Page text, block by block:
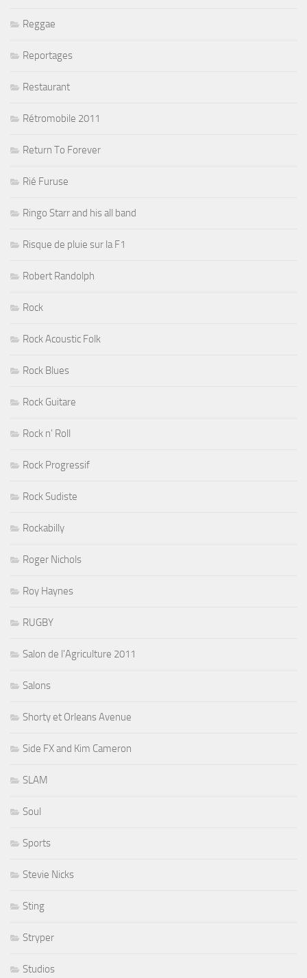
Reggae
Reportages
Restaurant
Rétromobile 2011
Return To Forever
Rié Furuse
Ringo Starr and his all band
Risque de pluie sur la F1
Robert Randolph
Rock
Rock Acoustic Folk
Rock Blues
Rock Guitare
Rock n' Roll
Rock Progressif
Rock Sudiste
Rockabilly
Roger Nichols
Roy Haynes
RUGBY
Salon de l'Agriculture 2011
Salons
Shorty et Orleans Avenue
Side FX and Kim Cameron
SLAM
Soul
Sports
Stevie Nicks
Sting
Stryper
Studios